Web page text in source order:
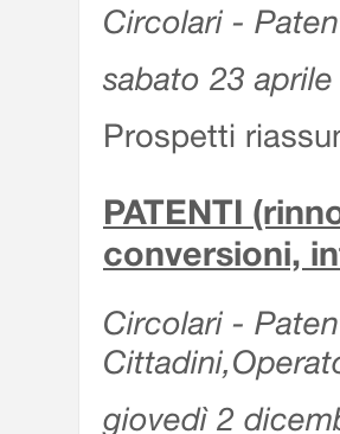
Circolari -
sabato 23
Prospetti
PATENTI
conversioni,
Circolari -
giovedì 2